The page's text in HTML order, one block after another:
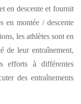
en descente et fournit
en montée / descente
les athlètes sont en
de leur entraînement,
efforts à différentes
des entraînements